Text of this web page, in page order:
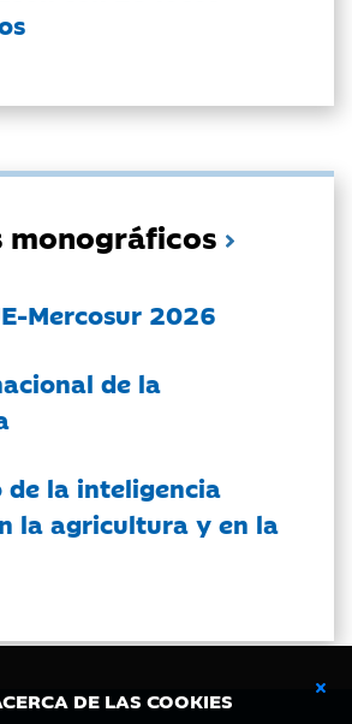
DE LAS COOKIES
monográficos
Mercosur 2026
de la
de la inteligencia
la agricultura y en la